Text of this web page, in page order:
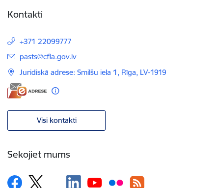
Kontakti
+371 22099777
E-pasts:
pasts@cfla.gov.lv
Juridiskā adrese: Smilšu iela 1, Rīga, LV-1919
Visi kontakti
Sekojiet mums